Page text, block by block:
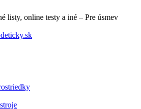
listy, online testy a iné – Pre úsmev